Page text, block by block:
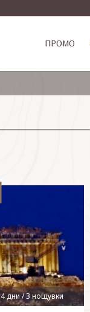
ПРОМО
4 дни / 3 нощувки